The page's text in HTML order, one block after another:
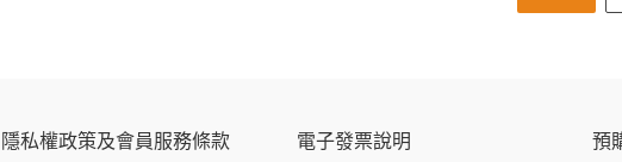
隱私權政策及會員服務條款
電子發票說明
預